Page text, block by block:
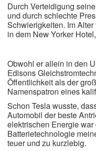
Durch Verteidigung
und durch schlechte
Schwierigkeiten. Im
in dem New Yorker
Obwohl er allein in den
Edisons
Öffentlichkeit als der
Namenspatron eines
Schon Tesla wusste,
Automobil der beste
elektrischen Energie
Batterietechnologie
teuer und zu kurzlebig.